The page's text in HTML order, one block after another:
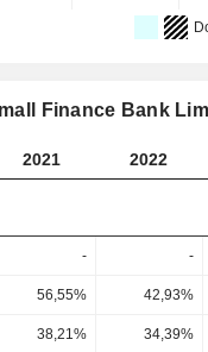
Finance Bank
2021 2022
- -
56,55% 42,93%
38,21% 34,39%